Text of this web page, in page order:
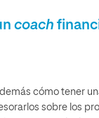
coach
demás cómo tener
sobre los